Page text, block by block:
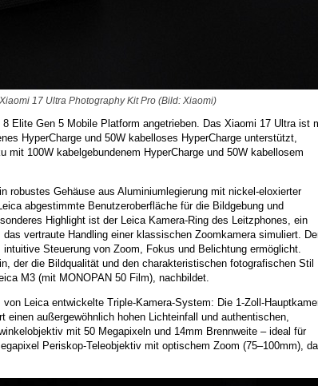
17 Ultra Photography Kit Pro (Bild: Xiaomi)
Elite Gen 5 Mobile Platform angetrieben. Das Xiaomi 17 Ultra ist
HyperCharge und 50W kabelloses HyperCharge unterstützt,
100W kabelgebundenem HyperCharge und 50W kabellosem
robustes Gehäuse aus Aluminiumlegierung mit nickel-eloxierter
abgestimmte Benutzeroberfläche für die Bildgebung und
Highlight ist der Leica Kamera-Ring des Leitzphones, ein
vertraute Handling einer klassischen Zoomkamera simuliert.
Steuerung von Zoom, Fokus und Belichtung ermöglicht.
der die Bildqualität und den charakteristischen fotografischen Stil
M3 (mit MONOPAN 50 Film), nachbildet.
Leica entwickelte Triple-Kamera-System: Die 1-Zoll-
außergewöhnlich hohen Lichteinfall und authentischen,
mit 50 Megapixeln und 14mm Brennweite – ideal für
Periskop-Teleobjektiv mit optischem Zoom (75–100mm),